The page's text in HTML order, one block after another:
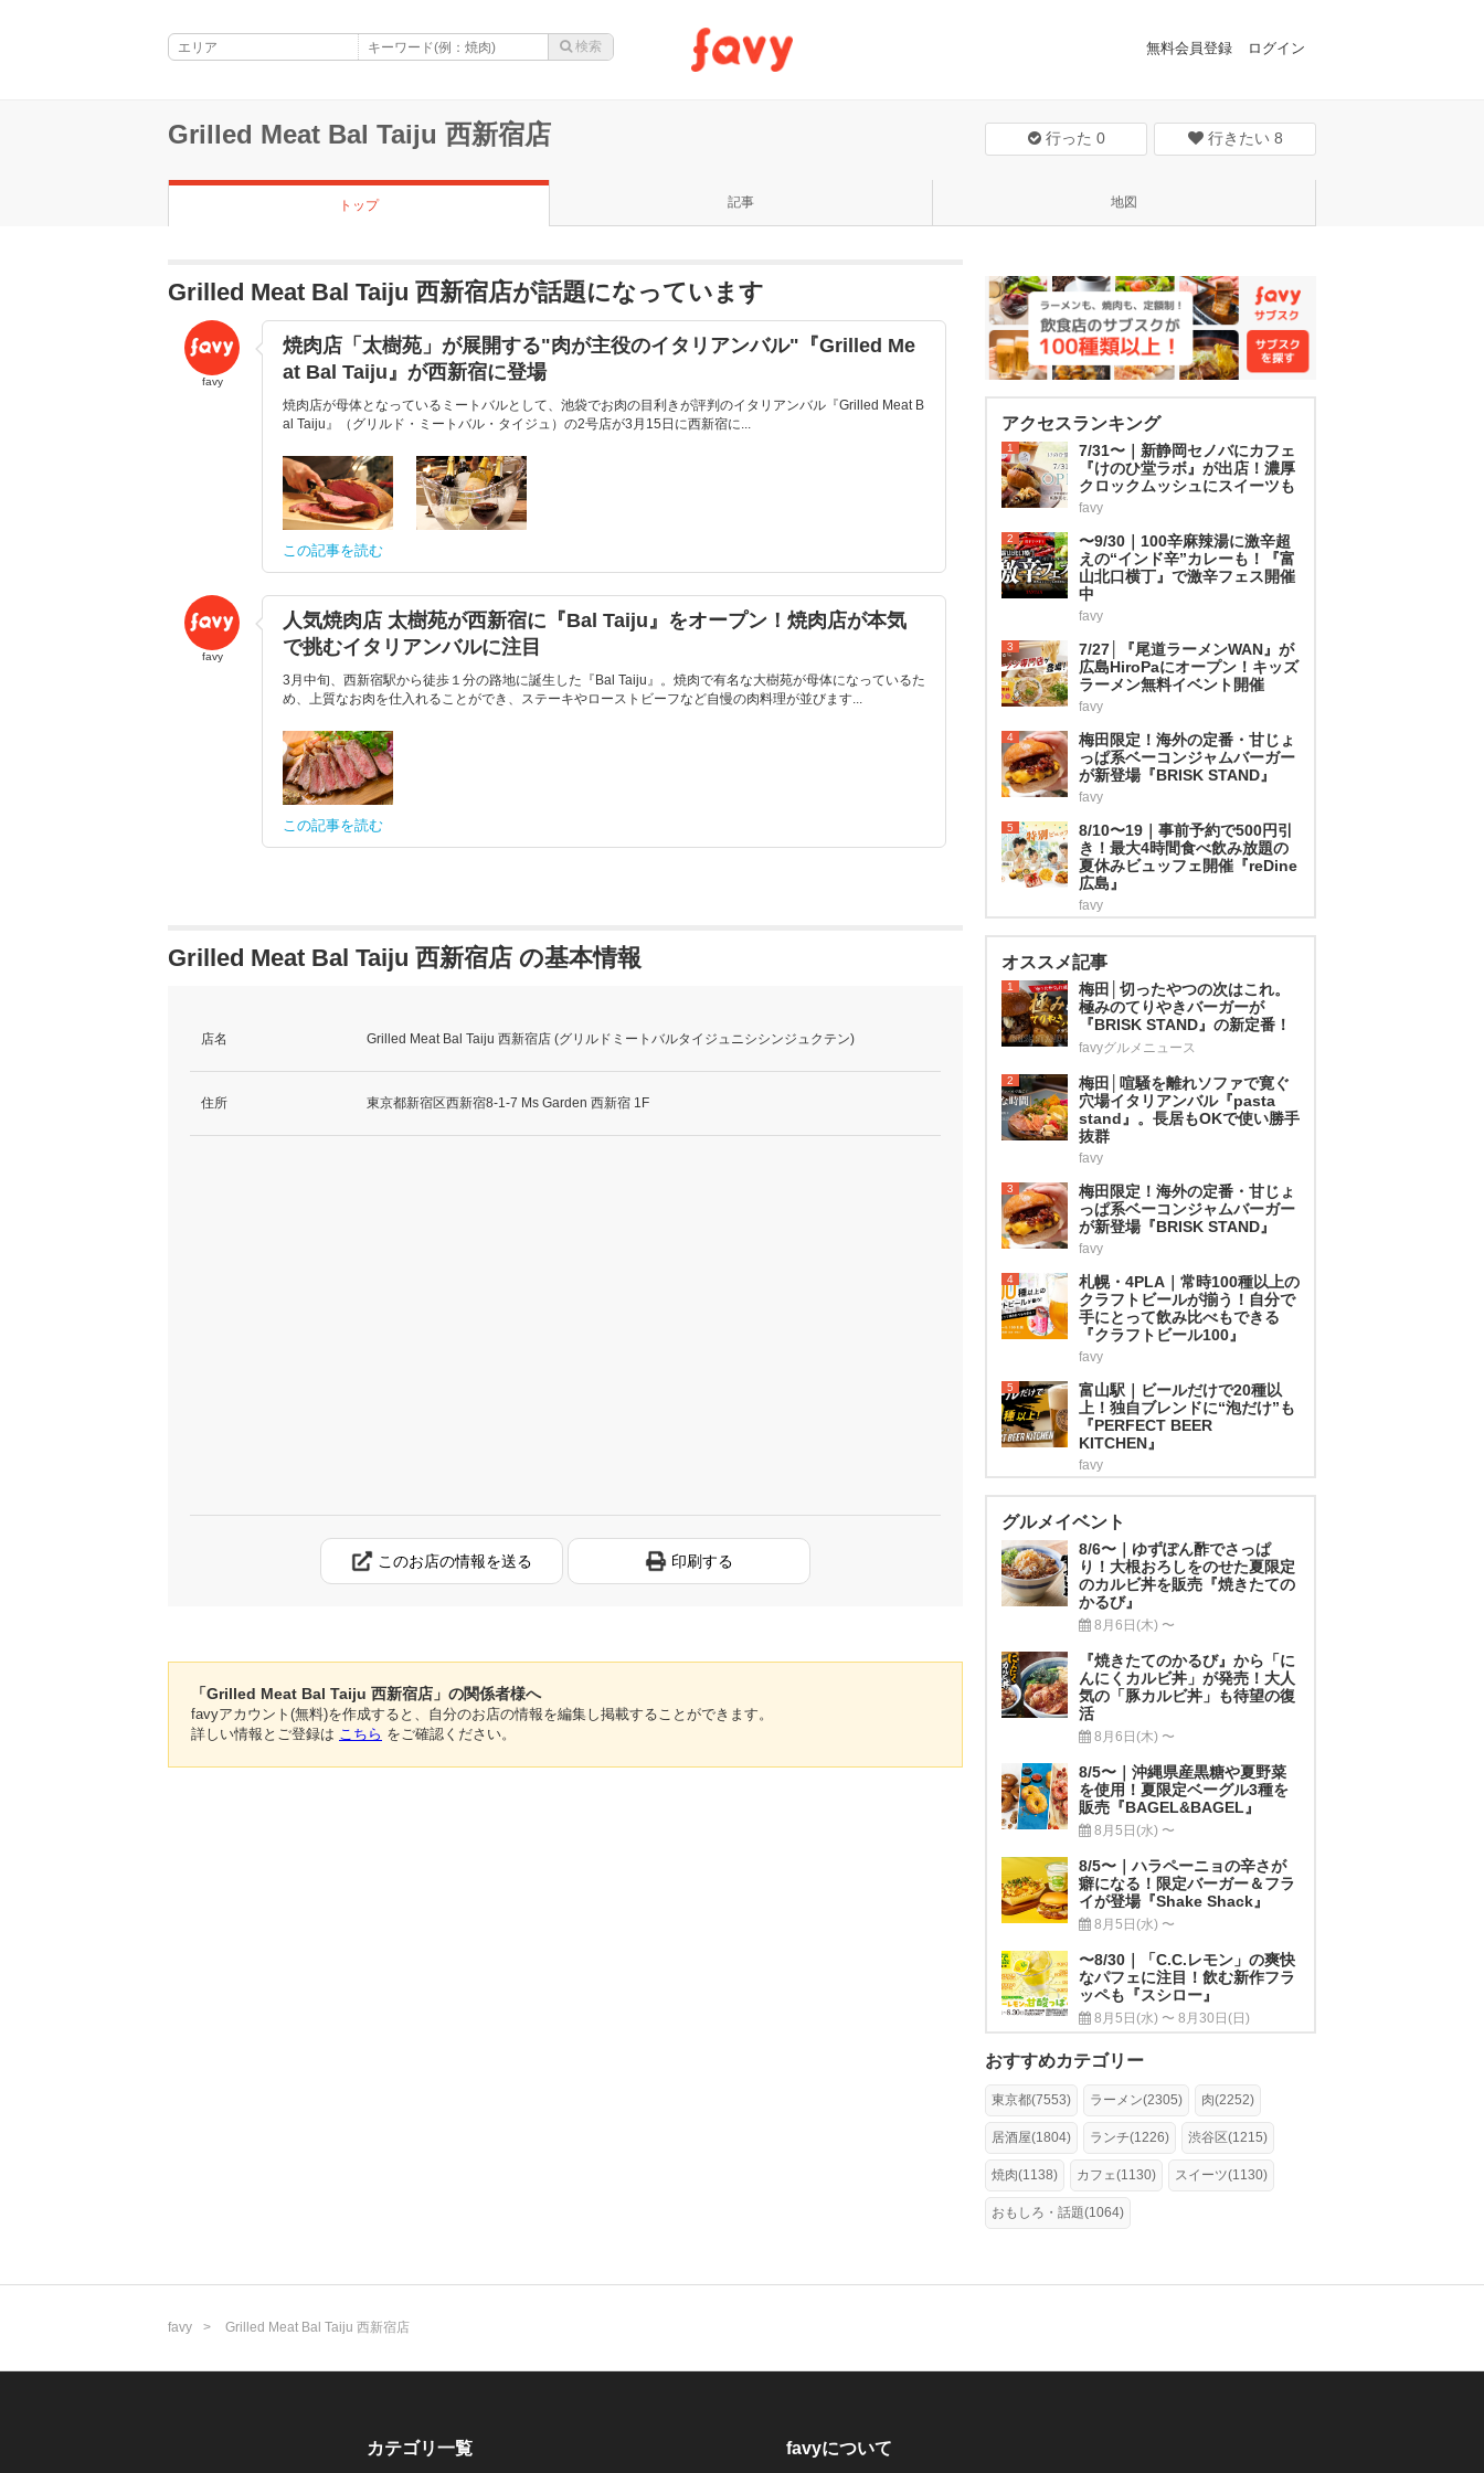
無料会員登録 ログイン
Grilled Meat Bal Taiju 西新宿店 行った 0 行きたい 8
トップ 記事 地図
Grilled Meat Bal Taiju 西新宿店が話題になっています
favy
焼肉店「太樹苑」が展開する"肉が主役のイタリアンバル"『Grilled Me
at Bal Taiju』が西新宿に登場
焼肉店が母体となっているミートバルとして、池袋でお肉の目利きが評判のイタリアンバル『Grilled Meat B
al Taiju』（グリルド・ミートバル・タイジュ）の2号店が3月15日に西新宿に...
この記事を読む
favy
人気焼肉店 太樹苑が西新宿に『Bal Taiju』をオープン！焼肉店が本気
で挑むイタリアンバルに注目
3月中旬、西新宿駅から徒歩１分の路地に誕生した『Bal Taiju』。焼肉で有名な大樹苑が母体になっているた
め、上質なお肉を仕入れることができ、ステーキやローストビーフなど自慢の肉料理が並びます...
この記事を読む
Grilled Meat Bal Taiju 西新宿店 の基本情報
店名 Grilled Meat Bal Taiju 西新宿店 (グリルドミートバルタイジュニシシンジュクテン)
住所 東京都新宿区西新宿8-1-7 Ms Garden 西新宿 1F
このお店の情報を送る 印刷する
「Grilled Meat Bal Taiju 西新宿店」の関係者様へ
favyアカウント(無料)を作成すると、自分のお店の情報を編集し掲載することができます。
詳しい情報とご登録は こちら をご確認ください。
アクセスランキング
1
7/31〜｜新静岡セノバにカフェ
『けのひ堂ラボ』が出店！濃厚
クロックムッシュにスイーツも
favy
2
〜9/30｜100辛麻辣湯に激辛超
えの“インド辛”カレーも！『富
山北口横丁』で激辛フェス開催
中
favy
3
7/27│『尾道ラーメンWAN』が
広島HiroPaにオープン！キッズ
ラーメン無料イベント開催
favy
4
梅田限定！海外の定番・甘じょ
っぱ系ベーコンジャムバーガー
が新登場『BRISK STAND』
favy
5
8/10〜19｜事前予約で500円引
き！最大4時間食べ飲み放題の
夏休みビュッフェ開催『reDine
広島』
favy
オススメ記事
1
梅田│切ったやつの次はこれ。
極みのてりやきバーガーが
『BRISK STAND』の新定番！
favyグルメニュース
2
梅田│喧騒を離れソファで寛ぐ
穴場イタリアンバル『pasta
stand』。長居もOKで使い勝手
抜群
favy
3
梅田限定！海外の定番・甘じょ
っぱ系ベーコンジャムバーガー
が新登場『BRISK STAND』
favy
4
札幌・4PLA｜常時100種以上の
クラフトビールが揃う！自分で
手にとって飲み比べもできる
『クラフトビール100』
favy
5
富山駅｜ビールだけで20種以
上！独自ブレンドに“泡だけ”も
『PERFECT BEER
KITCHEN』
favy
グルメイベント
8/6〜｜ゆずぽん酢でさっぱ
り！大根おろしをのせた夏限定
のカルビ丼を販売『焼きたての
かるび』
8月6日(木) 〜
『焼きたてのかるび』から「に
んにくカルビ丼」が発売！大人
気の「豚カルビ丼」も待望の復
活
8月6日(木) 〜
8/5〜｜沖縄県産黒糖や夏野菜
を使用！夏限定ベーグル3種を
販売『BAGEL&BAGEL』
8月5日(水) 〜
8/5〜｜ハラペーニョの辛さが
癖になる！限定バーガー＆フラ
イが登場『Shake Shack』
8月5日(水) 〜
〜8/30｜「C.C.レモン」の爽快
なパフェに注目！飲む新作フラ
ッペも『スシロー』
8月5日(水) 〜 8月30日(日)
おすすめカテゴリー
東京都(7553) ラーメン(2305) 肉(2252)
居酒屋(1804) ランチ(1226) 渋谷区(1215)
焼肉(1138) カフェ(1130) スイーツ(1130)
おもしろ・話題(1064)
favy Grilled Meat Bal Taiju 西新宿店
カテゴリ一覧 favyについて